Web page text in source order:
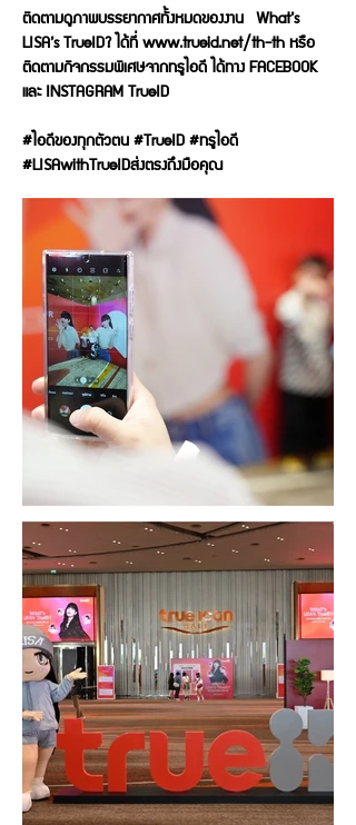
ติดตามดูภาพบรรยากาศทั้งหมดของงาน What’s
LISA’s TrueID? ได้ที่www.trueid.net/th-thหรือ
ติดตามกิจกรรมพิเศษจากทรูไอดี ได้ทาง FACEBOOK
และ INSTAGRAM TrueID
#ไอดีของทุกตัวตน #TrueID #ทรูไอดี
#LISAwithTrueIDส่งตรงถึงมือคุณ